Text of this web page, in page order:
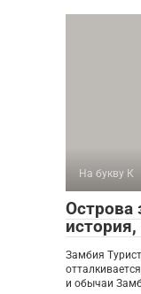
На букву К
Острова
Замбия
и обычаи